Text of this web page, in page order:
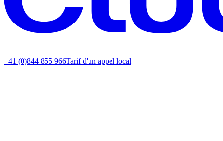
+41 (0)844 855 966Tarif d'un appel local